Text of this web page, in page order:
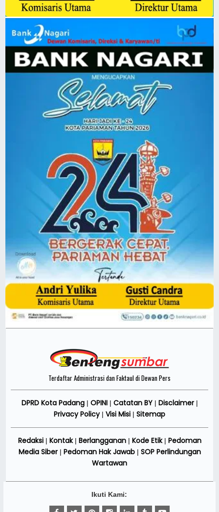
Terdaftar Administrasi dan Faktaul di Dewan Pers
DPRD Kota Padang| OPINI| Catatan BY| Disclaimer|
Privacy Policy| Visi Misi | Sitemap
Redaksi| Kontak| Berlangganan| Kode Etik| Pedoman
Media Siber| Pedoman Hak Jawab| SOP Perlindungan
Wartawan
Ikuti Kami: